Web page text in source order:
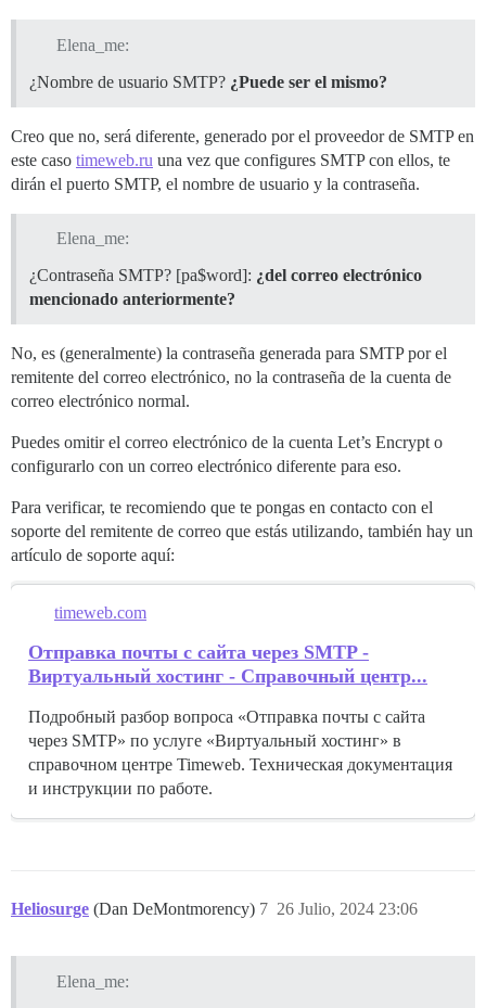
Elena_me:
¿Nombre de usuario SMTP? ¿Puede ser el mismo?
Creo que no, será diferente, generado por el proveedor de SMTP en
este caso timeweb.ru una vez que configures SMTP con ellos, te
dirán el puerto SMTP, el nombre de usuario y la contraseña.
Elena_me:
¿Contraseña SMTP? [pa$word]: ¿del correo electrónico
mencionado anteriormente?
No, es (generalmente) la contraseña generada para SMTP por el
remitente del correo electrónico, no la contraseña de la cuenta de
correo electrónico normal.
Puedes omitir el correo electrónico de la cuenta Let’s Encrypt o
configurarlo con un correo electrónico diferente para eso.
Para verificar, te recomiendo que te pongas en contacto con el
soporte del remitente de correo que estás utilizando, también hay un
artículo de soporte aquí:
timeweb.com
Отправка почты с сайта через SMTP -
Виртуальный хостинг - Справочный центр...
Подробный разбор вопроса «Отправка почты с сайта
через SMTP» по услуге «Виртуальный хостинг» в
справочном центре Timeweb. Техническая документация
и инструкции по работе.
Heliosurge (Dan DeMontmorency) 26 Julio, 2024 23:06
7
Elena_me: